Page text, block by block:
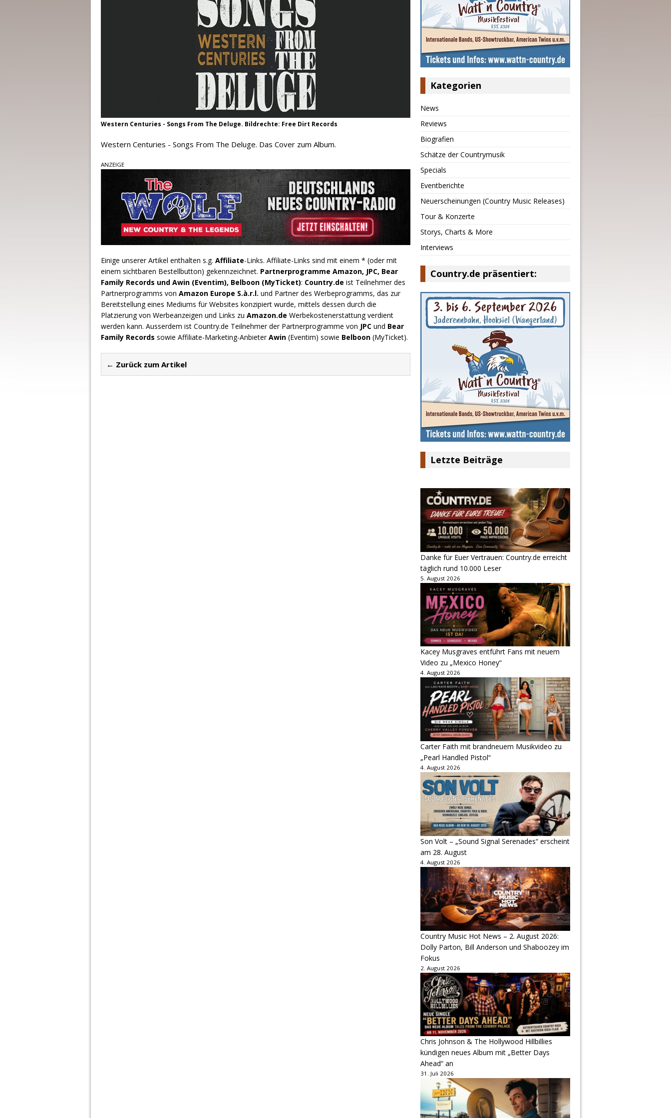
Western Centuries - Songs From The Deluge. Bildrechte: Free Dirt Records
Western Centuries - Songs From The Deluge. Das Cover zum Album.
ANZEIGE
Einige unserer Artikel enthalten s.g. Affiliate-Links. Affiliate-Links sind mit einem * (oder mit
einem sichtbaren Bestellbutton) gekennzeichnet. Partnerprogramme Amazon, JPC, Bear
Family Records und Awin (Eventim), Belboon (MyTicket): Country.de ist Teilnehmer des
Partnerprogramms von Amazon Europe S.à.r.l. und Partner des Werbeprogramms, das zur
Bereitstellung eines Mediums für Websites konzipiert wurde, mittels dessen durch die
Platzierung von Werbeanzeigen und Links zu Amazon.de Werbekostenerstattung verdient
werden kann. Ausserdem ist Country.de Teilnehmer der Partnerprogramme von JPC und Bear
Family Records sowie Affiliate-Marketing-AnbieterAwin (Eventim) sowie Belboon (MyTicket).
← Zurück zum Artikel
Kategorien
News
Reviews
Biografien
Schätze der Countrymusik
Specials
Eventberichte
Neuerscheinungen (Country Music Releases)
Tour & Konzerte
Storys, Charts & More
Interviews
Country.de präsentiert:
Letzte Beiträge
Danke für Euer Vertrauen: Country.de erreicht
täglich rund 10.000 Leser
5. August 2026
Kacey Musgraves entführt Fans mit neuem
Video zu „Mexico Honey“
4. August 2026
Carter Faith mit brandneuem Musikvideo zu
„Pearl Handled Pistol“
4. August 2026
Son Volt – „Sound Signal Serenades“ erscheint
am 28. August
4. August 2026
Country Music Hot News – 2. August 2026:
Dolly Parton, Bill Anderson und Shaboozey im
Fokus
2. August 2026
Chris Johnson & The Hollywood Hillbillies
kündigen neues Album mit „Better Days
Ahead“ an
31. Juli 2026